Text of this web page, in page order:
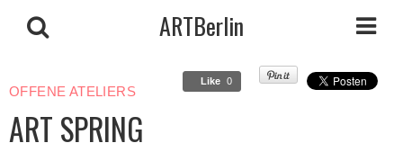
Like 0
OFFENE ATELIERS
ART SPRING
ARTBerlin